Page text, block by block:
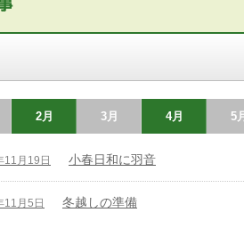
2月 3月 4月 5月
11月19日 小春日和に羽音
11月5日 冬越しの準備